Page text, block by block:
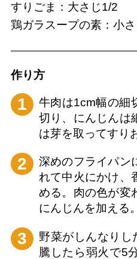
すりごま：大さじ1/2
鶏ガラスープの素：小
作り⽅
1
牛肉は1cm幅の細
切り、にんじんは
は芽を取ってすり
2
深めのフライパン
れて中火にかけ、
める。肉の色が変
にんじんを加える。
3
野菜がしんなりし
騰したら弱火で5